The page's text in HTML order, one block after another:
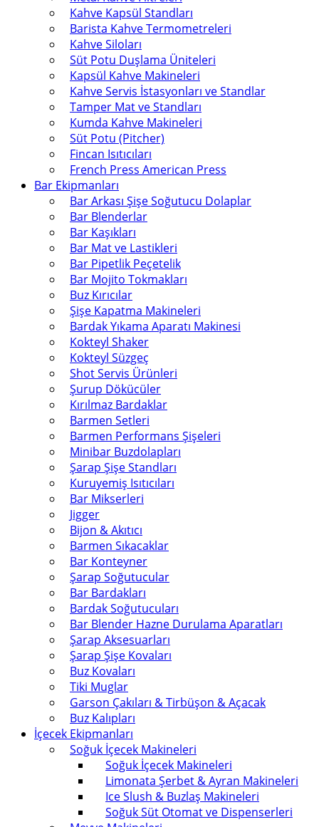
Kahve Kapsül Standları
Barista Kahve Termometreleri
Kahve Siloları
Süt Potu Duşlama Üniteleri
Kapsül Kahve Makineleri
Kahve Servis İstasyonları ve Standlar
Tamper Mat ve Standları
Kumda Kahve Makineleri
Süt Potu (Pitcher)
Fincan Isıtıcıları
French Press American Press
Bar Ekipmanları
Bar Arkası Şişe Soğutucu Dolaplar
Bar Blenderlar
Bar Kaşıkları
Bar Mat ve Lastikleri
Bar Pipetlik Peçetelik
Bar Mojito Tokmakları
Buz Kırıcılar
Şişe Kapatma Makineleri
Bardak Yıkama Aparatı Makinesi
Kokteyl Shaker
Kokteyl Süzgeç
Shot Servis Ürünleri
Şurup Dökücüler
Kırılmaz Bardaklar
Barmen Setleri
Barmen Performans Şişeleri
Minibar Buzdolapları
Şarap Şişe Standları
Kuruyemiş Isıtıcıları
Bar Mikserleri
Jigger
Bijon & Akıtıcı
Barmen Sıkacaklar
Bar Konteyner
Şarap Soğutucular
Bar Bardakları
Bardak Soğutucuları
Bar Blender Hazne Durulama Aparatları
Şarap Aksesuarları
Şarap Şişe Kovaları
Buz Kovaları
Tiki Muglar
Garson Çakıları & Tirbüşon & Açacak
Buz Kalıpları
İçecek Ekipmanları
Soğuk İçecek Makineleri
Soğuk İçecek Makineleri
Limonata Şerbet & Ayran Makineleri
Ice Slush & Buzlaş Makineleri
Soğuk Süt Otomat ve Dispenserleri